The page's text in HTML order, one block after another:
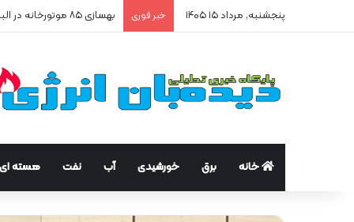
پنجشنبه, مرداد ۱۵ ۱۴۰۵ خبر فوری بهسازی ۸۵ موتورخانه در البرز/ صرفه‌جویی ۲۵۰ هزار مترمکعبی گاز در سه ماه
خانه برق خورشیدی آب نفت هسته ای